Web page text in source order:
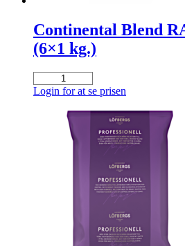
Continental Blend
(6×1 kg.)
Continental
Blend
Login for at se prisen